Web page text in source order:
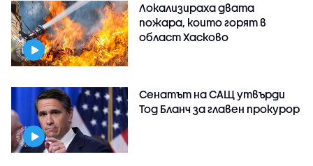
Локализираха двата
пожара, които горят в
област Хасково
Сенатът на САЩ утвърди
Тод Бланч за главен прокурор